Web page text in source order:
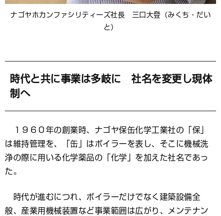
ナゴヤホカンファシリティーズ社長 三口大登（みくち・だい
と）
時代と共に事業は多岐に 社名を変更し現体
制へ
１９６０年の創業時、ナゴヤ保缶化学工業社の「保」
は維持管理を、「缶」はボイラーを表し、そこに機械洗
浄の際に用いる化学薬品の「化学」を加えた社名であっ
た。
時代が進むにつれ、ボイラーだけでなく建築設備全
般、産業用機械装置など事業範囲は広がり、メンテナン